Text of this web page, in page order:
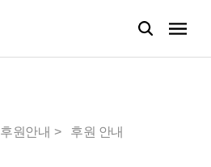
후원안내 후원 안내